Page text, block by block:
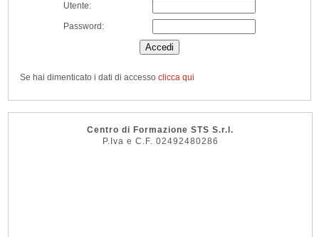
Utente:
Password:
Se hai dimenticato i dati di accessoclicca qui
Centro di Formazione STS S.r.l.
P.Iva e C.F. 02492480286